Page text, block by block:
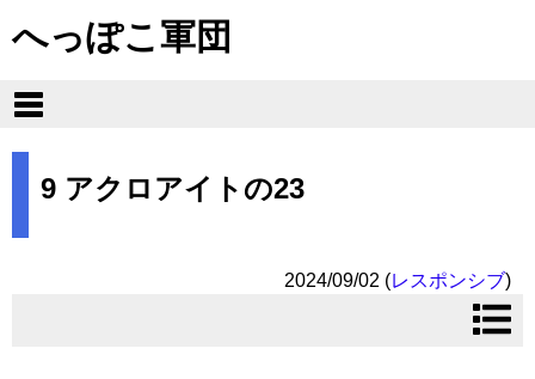
へっぽこ軍団
9 アクロアイトの23
2024/09/02 (レスポンシブ)